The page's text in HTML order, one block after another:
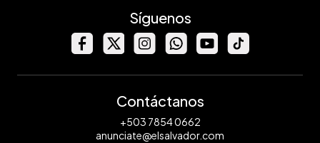
Síguenos
Contáctanos
+503 7854 0662
anunciate@elsalvador.com